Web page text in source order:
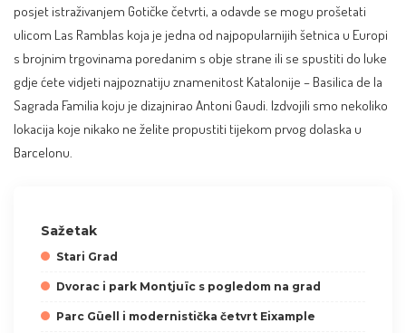
posjet istraživanjem Gotičke četvrti, a odavde se mogu prošetati
ulicom Las Ramblas koja je jedna od najpopularnijih šetnica u Europi
s brojnim trgovinama poredanim s obje strane ili se spustiti do luke
gdje ćete vidjeti najpoznatiju znamenitost Katalonije – Basilica de la
Sagrada Familia koju je dizajnirao Antoni Gaudi. Izdvojili smo nekoliko
lokacija koje nikako ne želite propustiti tijekom prvog dolaska u
Barcelonu.
Sažetak
Stari Grad
Dvorac i park Montjuïc s pogledom na grad
Parc Güell i modernistička četvrt Eixample